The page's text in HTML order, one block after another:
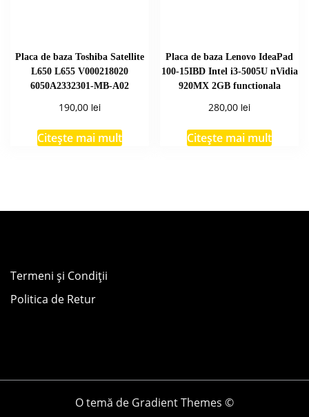
Placa de baza Toshiba Satellite
L650 L655 V000218020
6050A2332301-MB-A02
190,00 lei
Citește mai mult
Placa de baza Lenovo IdeaPad
100-15IBD Intel i3-5005U nVidia
920MX 2GB functionala
280,00 lei
Citește mai mult
Termeni și Condiții
Politica de Retur
O temă de Gradient Themes ©